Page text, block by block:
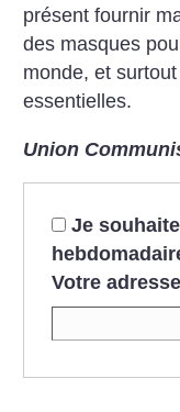
présent fournir
des masques
monde, et
essentielles.
Union
Je
Votre